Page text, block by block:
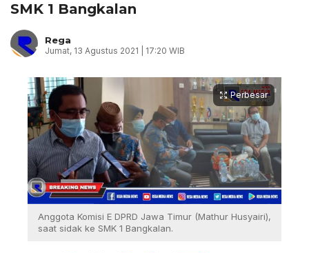
SMK 1 Bangkalan
Rega
Jumat, 13 Agustus 2021 | 17:20 WIB
Perbesar
Anggota Komisi E DPRD Jawa Timur (Mathur Husyairi),
saat sidak ke SMK 1 Bangkalan.